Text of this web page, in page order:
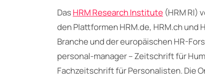
DasHRM Research Institute (HRM RI)
den Plattformen HRM.de, HRM.ch
Branche und der europäischen HR-
personal-manager – Zeitschrift für
Fachzeitschrift für Personalisten. Die